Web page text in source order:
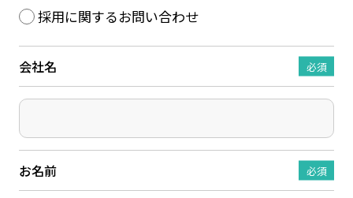
採用に関するお問い合わせ
会社名 必須
お名前 必須